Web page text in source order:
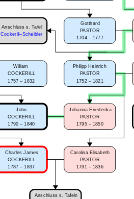
John
COCKERILL
1790 – 1840
Johanna Friederika
PASTOR
1795 – 1850
William
COCKERILL
1757 – 1832
Charles James
COCKERILL
1787 – 1837
Carolina Elisabeth
PASTOR
1791 – 1836
Philipp Heinrich
PASTOR
1752 – 1821
Gotthard
PASTOR
1704 – 1777
Anschluss s. Tafel
Cockerill–Scheibler
Anschluss s. Tafeln